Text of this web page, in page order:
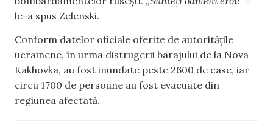
le-a spus Zelenski.
Conform datelor oficiale oferite de autoritățile
ucrainene, în urma distrugerii barajului de la Nova
Kakhovka, au fost inundate peste 2600 de case, iar
circa 1700 de persoane au fost evacuate din
regiunea afectată.